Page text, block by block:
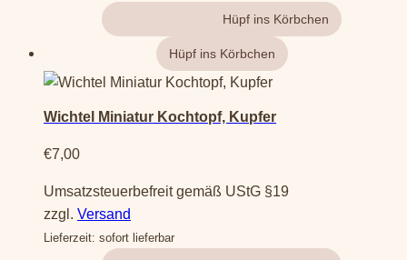
Wichtel Miniatur Kochtopf, Kupfer
€7,00
Umsatzsteuerbefreit gemäß UStG §19
zzgl. Versand
Lieferzeit: sofort lieferbar